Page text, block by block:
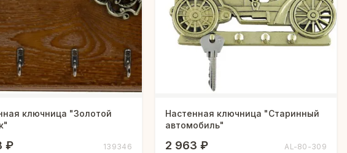
ключница "Золотой
₽ 139346
Настенная ключница "Старинный
автомобиль"
2 963 ₽ AL-80-309